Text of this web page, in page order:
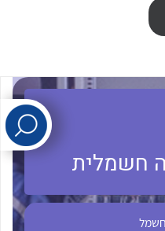
לכל מוצרי היצרן
חשמלית
חשמל